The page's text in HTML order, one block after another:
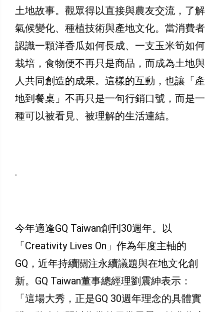
土地故事。觀眾得以直接與農友交流，了解
氣候變化、種植技術與產地文化。當消費者
認識一顆洋香瓜如何長成、一支玉米筍如何
栽培，食物便不再只是商品，而成為土地與
人共同創造的成果。這樣的互動，也讓「產
地到餐桌」不再只是一句行銷口號，而是一
種可以被看見、被理解的生活連結。
.
今年適逢GQ Taiwan創刊30週年。以
「Creativity Lives On」作為年度主軸的
GQ，近年持續關注永續議題與在地文化創
新。GQ Taiwan董事總經理劉震紳表示：
「這場大秀，正是GQ 30週年理念的具體實